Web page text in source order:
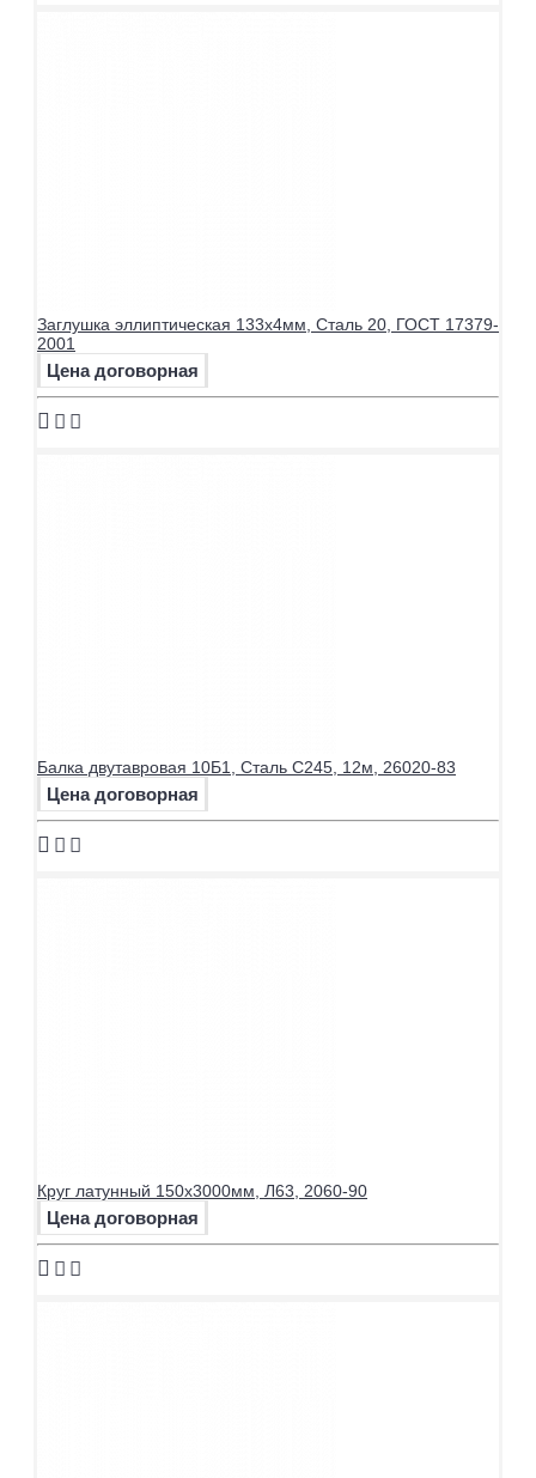
Заглушка эллиптическая 133х4мм, Сталь 20, ГОСТ 17379-
2001
Цена договорная
Балка двутавровая 10Б1, Сталь С245, 12м, 26020-83
Цена договорная
Круг латунный 150х3000мм, Л63, 2060-90
Цена договорная